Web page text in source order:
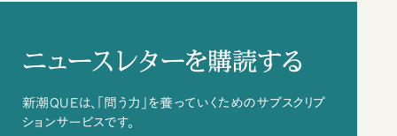
ニュースレターを購読する
新潮QUEは、「問う力」を養っていくためのサブスクリプ
ションサービスです。